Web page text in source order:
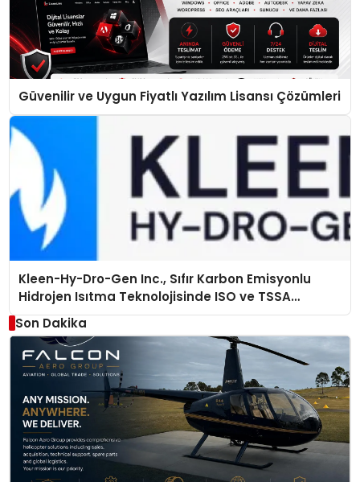
Güvenilir ve Uygun Fiyatlı Yazılım Lisansı Çözümleri
Kleen-Hy-Dro-Gen Inc., Sıfır Karbon Emisyonlu
Hidrojen Isıtma Teknolojisinde ISO ve TSSA
Düzenleyici Onaylarını Aldı
Son Dakika